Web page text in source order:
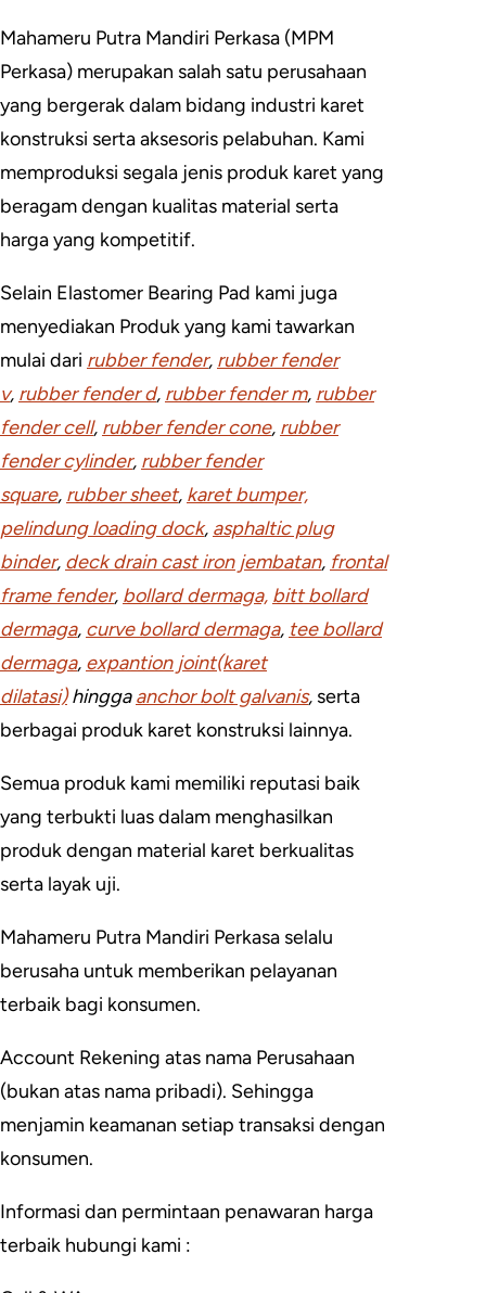
Mahameru Putra Mandiri Perkasa (MPM
Perkasa) merupakan salah satu perusahaan
yang bergerak dalam bidang industri karet
konstruksi serta aksesoris pelabuhan. Kami
memproduksi segala jenis produk karet yang
beragam dengan kualitas material serta
harga yang kompetitif.
Selain Elastomer Bearing Pad kami juga
menyediakan Produk yang kami tawarkan
mulai dari rubber fender, rubber fender
v, rubber fender d, rubber fender m, rubber
fender cell, rubber fender cone, rubber
fender cylinder, rubber fender
square, rubber sheet, karet bumper,
pelindung loading dock, asphaltic plug
binder, deck drain cast iron jembatan, frontal
frame fender, bollard dermaga, bitt bollard
dermaga, curve bollard dermaga, tee bollard
dermaga, expantion joint(karet
dilatasi)hinggaanchor bolt galvanis, serta
berbagai produk karet konstruksi lainnya.
Semua produk kami memiliki reputasi baik
yang terbukti luas dalam menghasilkan
produk dengan material karet berkualitas
serta layak uji.
Mahameru Putra Mandiri Perkasa selalu
berusaha untuk memberikan pelayanan
terbaik bagi konsumen.
Account Rekening atas nama Perusahaan
(bukan atas nama pribadi). Sehingga
menjamin keamanan setiap transaksi dengan
konsumen.
Informasi dan permintaan penawaran harga
terbaik hubungi kami :